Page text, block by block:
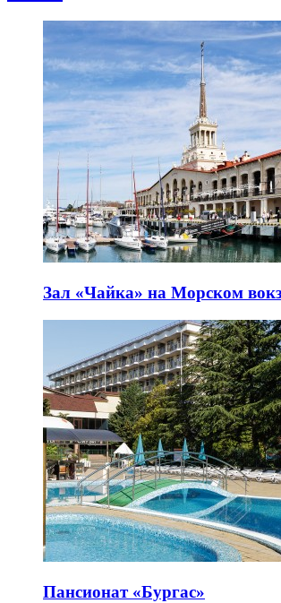
Зал «Чайка» на Морском
Пансионат «Бургас»